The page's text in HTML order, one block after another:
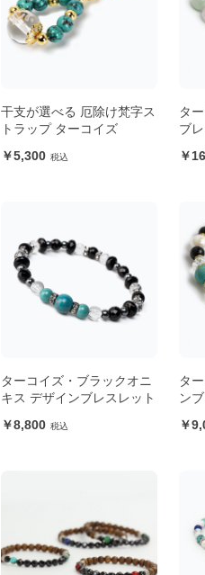
干支が選べる 厄除け梵字ス
トラップ ターコイズ
5,300
タ
ブ
ターコイズ・ブラックオニ
キス デザインブレスレット
8,800
タ
ン